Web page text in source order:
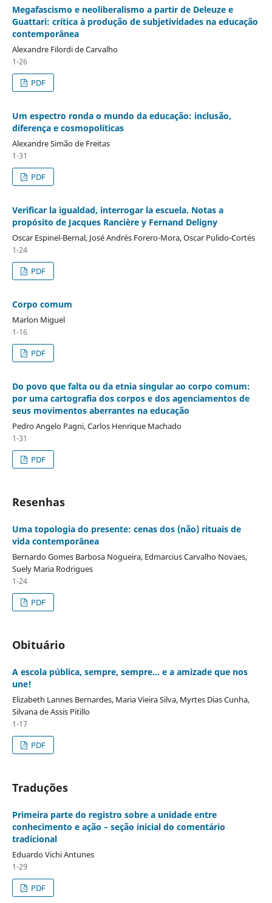
Megafascismo e neoliberalismo a partir de Deleuze e
Guattari: crítica à produção de subjetividades na educação
contemporânea
Alexandre Filordi de Carvalho
1-26
PDF
Um espectro ronda o mundo da educação: inclusão,
diferença e cosmopolíticas
Alexandre Simão de Freitas
1-31
PDF
Verificar la igualdad, interrogar la escuela. Notas a
propósito de Jacques Rancière y Fernand Deligny
Oscar Espinel-Bernal, José Andrés Forero-Mora, Oscar Pulido-Cortés
1-24
PDF
Corpo comum
Marlon Miguel
1-16
PDF
Do povo que falta ou da etnia singular ao corpo comum:
por uma cartografia dos corpos e dos agenciamentos de
seus movimentos aberrantes na educação
Pedro Angelo Pagni, Carlos Henrique Machado
1-31
PDF
Resenhas
Uma topologia do presente: cenas dos (não) rituais de
vida contemporânea
Bernardo Gomes Barbosa Nogueira, Edmarcius Carvalho Novaes,
Suely Maria Rodrigues
1-24
PDF
Obituário
A escola pública, sempre, sempre... e a amizade que nos
une!
Elizabeth Lannes Bernardes, Maria Vieira Silva, Myrtes Dias Cunha,
Silvana de Assis Pitillo
1-17
PDF
Traduções
Primeira parte do registro sobre a unidade entre
conhecimento e ação – seção inicial do comentário
tradicional
Eduardo Vichi Antunes
1-29
PDF